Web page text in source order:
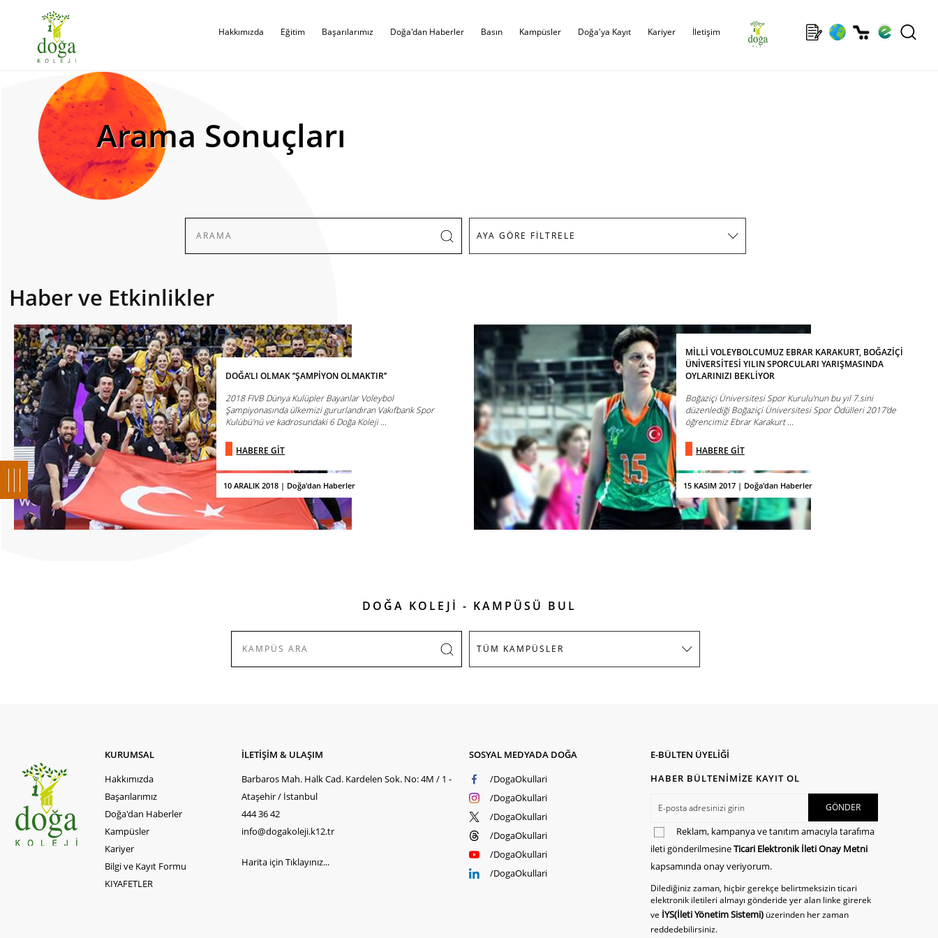
Hakkımızda Eğitim Başarılarımız Doğa'dan Haberler Basın Kampüsler Doğa'ya Kayıt Kariyer İletişim
Arama Sonuçları
Haber ve Etkinlikler
10 ARALIK 2018 | Doğa'dan Haberler
DOĞA’LI OLMAK ’’ŞAMPİYON OLMAKTIR’’
2018 FIVB Dünya Kulüpler Bayanlar Voleybol
Şampiyonasında ülkemizi gururlandıran Vakıfbank Spor
Kulübü'nü ve kadrosundaki 6 Doğa Koleji ...
HABERE GİT
15 KASIM 2017 | Doğa'dan Haberler
MİLLİ VOLEYBOLCUMUZ EBRAR KARAKURT, BOĞAZİÇİ
ÜNİVERSİTESİ YILIN SPORCULARI YARIŞMASINDA
OYLARINIZI BEKLİYOR
Boğaziçi Üniversitesi Spor Kurulu'nun bu yıl 7.sini
düzenlediği Boğaziçi Üniversitesi Spor Ödülleri 2017'de
öğrencimiz Ebrar Karakurt ...
HABERE GİT
DOĞA KOLEJİ - KAMPÜSÜ BUL
KURUMSAL
Hakkımızda
Başarılarımız
Doğa'dan Haberler
Kampüsler
Kariyer
Bilgi ve Kayıt Formu
KIYAFETLER
İLETİŞİM & ULAŞIM
Barbaros Mah. Halk Cad. Kardelen Sok. No: 4M / 1 -
Ataşehir / İstanbul
444 36 42
info@dogakoleji.k12.tr
Harita için Tıklayınız...
SOSYAL MEDYADA DOĞA
/DogaOkullari
/DogaOkullari
/DogaOkullari
/DogaOkullari
/DogaOkullari
/DogaOkullari
E-BÜLTEN ÜYELİĞİ
HABER BÜLTENİMİZE KAYIT OL
Reklam, kampanya ve tanıtım amacıyla tarafıma
ileti gönderilmesineTicari Elektronik İleti Onay Metni
kapsamında onay veriyorum.
Dilediğiniz zaman, hiçbir gerekçe belirtmeksizin ticari
elektronik iletileri almayı gönderide yer alan linke girerek
ve İYS(İleti Yönetim Sistemi) üzerinden her zaman
reddedebilirsiniz.